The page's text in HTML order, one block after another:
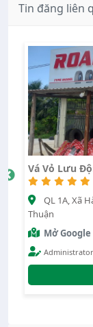
Tin đăng liên
Vá Vỏ Lưu
QL 1A, Xã
Thuận
Mở Google
Administrator